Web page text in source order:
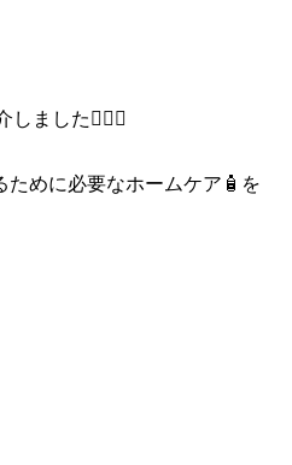
ました🙆🏻‍♀
ために必要なホームケア🧴を